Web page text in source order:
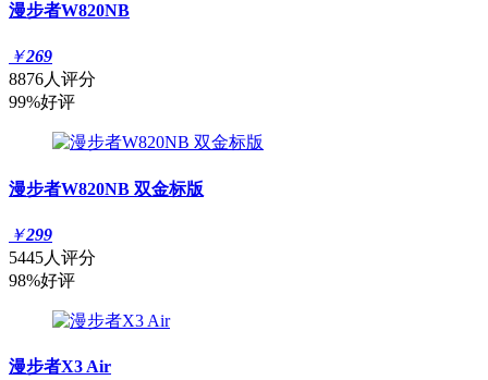
漫步者W820NB
￥269
8876人评分
99%好评
漫步者W820NB 双金标版
￥299
5445人评分
98%好评
漫步者X3 Air